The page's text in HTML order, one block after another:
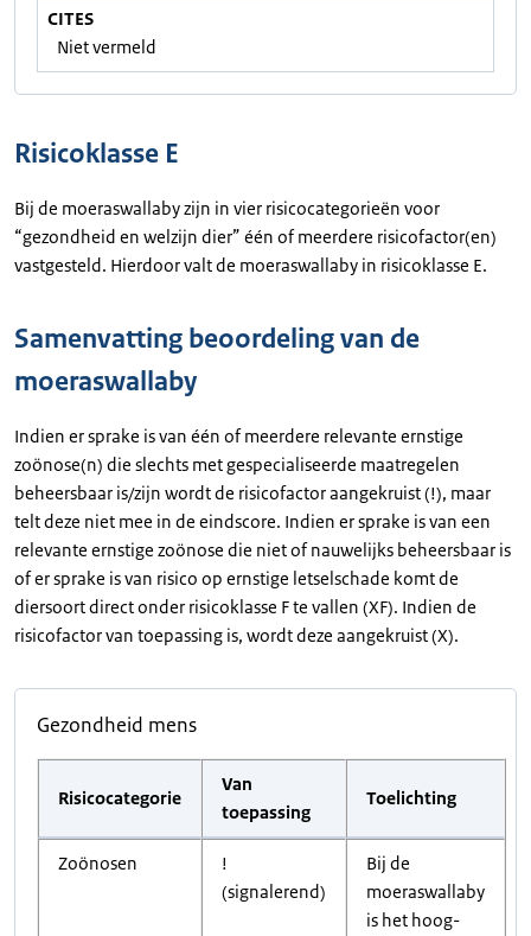
CITES
Niet vermeld
Risicoklasse E
Bij de moeraswallaby zijn in vier risicocategorieën voor
“gezondheid en welzijn dier” één of meerdere risicofactor(en)
vastgesteld. Hierdoor valt de moeraswallaby in risicoklasse E.
Samenvatting beoordeling van de
moeraswallaby
Indien er sprake is van één of meerdere relevante ernstige
zoönose(n) die slechts met gespecialiseerde maatregelen
beheersbaar is/zijn wordt de risicofactor aangekruist (!), maar
telt deze niet mee in de eindscore. Indien er sprake is van een
relevante ernstige zoönose die niet of nauwelijks beheersbaar is
of er sprake is van risico op ernstige letselschade komt de
diersoort direct onder risicoklasse F te vallen (XF). Indien de
risicofactor van toepassing is, wordt deze aangekruist (X).
Gezondheid mens
Risicocategorie
Van
toepassing
Toelichting
Zoönosen
!
(signalerend)
Bij de
moeraswallaby
is het hoog-